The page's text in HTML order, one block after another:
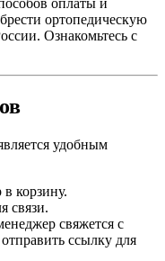
оплаты и
ортопедическую
Ознакомьтесь с
удобным
корзину.
связи.
свяжется с
ссылку для